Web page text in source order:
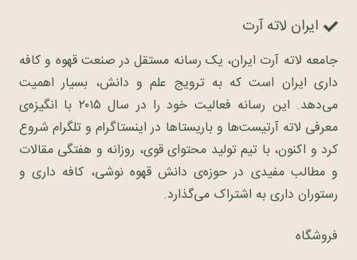
ایران لاته آرت
جامعه لاته آرت ایران، یک رسانه مستقل در صنعت قهوه و کافه
داری ایران است که به ترویج علم و دانش، بسیار اهمیت
می‌دهد. این رسانه فعالیت خود را در سال ۲۰۱۵ با انگیزه‌ی
معرفی لاته آرتیست‌ها و باریستاها در اینستاگرام و تلگرام شروع
کرد و اکنون، با تیم تولید محتوای قوی، روزانه و هفتگی مقالات
و مطالب مفیدی در حوزه‌ی دانش قهوه نوشی، کافه داری و
رستوران داری به اشتراک می‌گذارد.
فروشگاه